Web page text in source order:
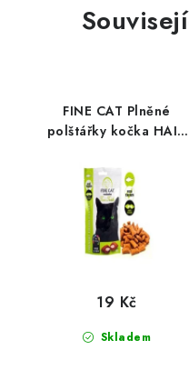
FINE CAT Plněné
polštářky kočka HAIR
Skladem
19 Kč